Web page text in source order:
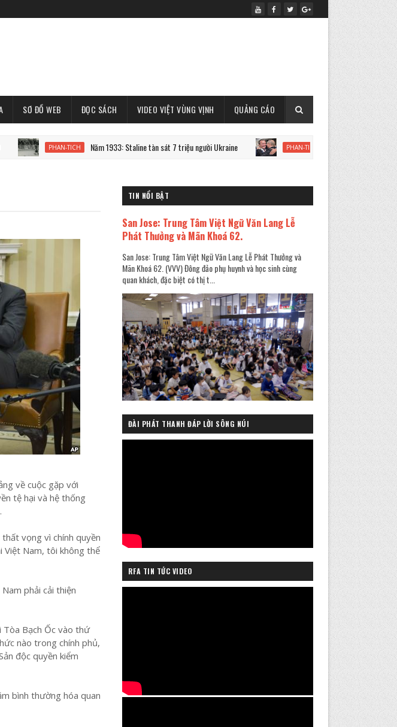
SƠ ĐỒ WEB ĐỌC SÁCH VIDEO VIỆT VÙNG VỊNH QUẢNG CÁO
PHAN-TICH Năm 1933: Staline tàn sát 7 triệu người Ukraine PHAN-TICH Cựu Thủ tướng Đức Schroeder
về cuộc gặp với
tệ hại và hệ thống
vọng vì chính quyền
Việt Nam, tôi không thể
phải cải thiện
Bạch Ốc vào thứ
nào trong chính phủ,
độc quyền kiểm
bình thường hóa quan
TIN NỔI BẬT
San Jose: Trung Tâm Việt Ngữ Văn Lang Lễ
Phát Thưởng và Mãn Khoá 62.
San Jose: Trung Tâm Việt Ngữ Văn Lang Lễ Phát Thưởng và
Mãn Khoá 62. (VVV) Đông đảo phụ huynh và học sinh cùng
quan khách, đặc biệt có thị t...
ĐÀI PHÁT THANH ĐÁP LỜI SÔNG NÚI
RFA TIN TỨC VIDEO